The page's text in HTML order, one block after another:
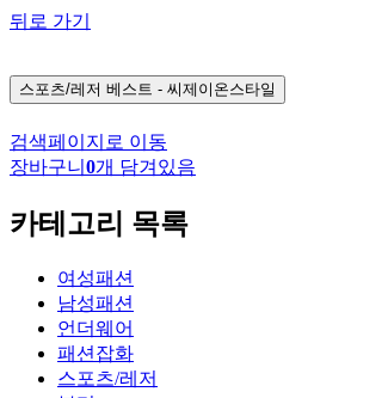
뒤로 가기
스포츠/레저 베스트 - 씨제이온스타일
검색페이지로 이동
장바구니 0개 담겨있음
카테고리 목록
여성패션
남성패션
언더웨어
패션잡화
스포츠/레저